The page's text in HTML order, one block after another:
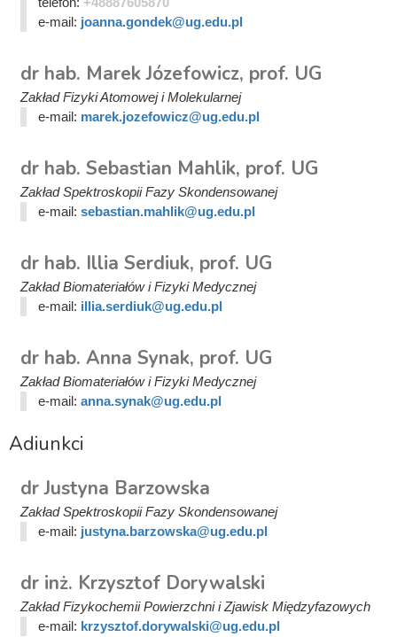
e-mail: joanna.gondek@ug.edu.pl
dr hab. Marek Józefowicz, prof. UG
Zakład Fizyki Atomowej i Molekularnej
e-mail: marek.jozefowicz@ug.edu.pl
dr hab. Sebastian Mahlik, prof. UG
Zakład Spektroskopii Fazy Skondensowanej
e-mail: sebastian.mahlik@ug.edu.pl
dr hab. Illia Serdiuk, prof. UG
Zakład Biomateriałów i Fizyki Medycznej
e-mail: illia.serdiuk@ug.edu.pl
dr hab. Anna Synak, prof. UG
Zakład Biomateriałów i Fizyki Medycznej
e-mail: anna.synak@ug.edu.pl
Adiunkci
dr Justyna Barzowska
Zakład Spektroskopii Fazy Skondensowanej
e-mail: justyna.barzowska@ug.edu.pl
dr inż. Krzysztof Dorywalski
Zakład Fizykochemii Powierzchni i Zjawisk Międzyfazowych
e-mail: krzysztof.dorywalski@ug.edu.pl